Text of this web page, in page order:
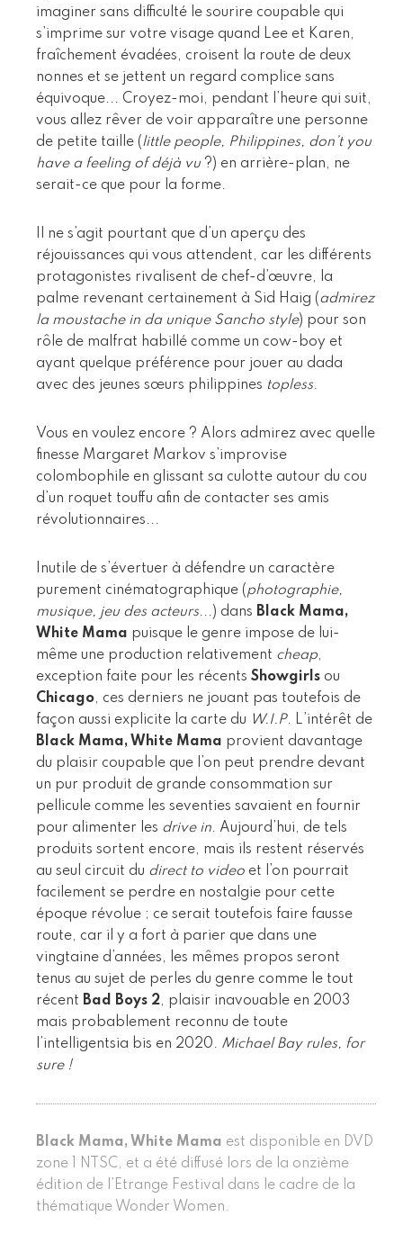
imaginer sans difficulté le sourire coupable qui
s’imprime sur votre visage quand Lee et Karen,
fraîchement évadées, croisent la route de deux
nonnes et se jettent un regard complice sans
équivoque... Croyez-moi, pendant l’heure qui suit,
vous allez rêver de voir apparaître une personne
de petite taille (little people, Philippines, don’t you
have a feeling of déjà vu ?) en arrière-plan, ne
serait-ce que pour la forme.
Il ne s’agit pourtant que d’un aperçu des
réjouissances qui vous attendent, car les différents
protagonistes rivalisent de chef-d’œuvre, la
palme revenant certainement à Sid Haig (admirez
la moustache in da unique Sancho style) pour son
rôle de malfrat habillé comme un cow-boy et
ayant quelque préférence pour jouer au dada
avec des jeunes sœurs philippines topless.
Vous en voulez encore ? Alors admirez avec quelle
finesse Margaret Markov s’improvise
colombophile en glissant sa culotte autour du cou
d’un roquet touffu afin de contacter ses amis
révolutionnaires...
Inutile de s’évertuer à défendre un caractère
purement cinématographique (photographie,
musique, jeu des acteurs...) dans Black Mama,
White Mama puisque le genre impose de lui-
même une production relativement cheap,
exception faite pour les récents Showgirls ou
Chicago, ces derniers ne jouant pas toutefois de
façon aussi explicite la carte du W.I.P. L’intérêt de
Black Mama, White Mama provient davantage
du plaisir coupable que l’on peut prendre devant
un pur produit de grande consommation sur
pellicule comme les seventies savaient en fournir
pour alimenter les drive in. Aujourd’hui, de tels
produits sortent encore, mais ils restent réservés
au seul circuit du direct to video et l’on pourrait
facilement se perdre en nostalgie pour cette
époque révolue ; ce serait toutefois faire fausse
route, car il y a fort à parier que dans une
vingtaine d’années, les mêmes propos seront
tenus au sujet de perles du genre comme le tout
récent Bad Boys 2, plaisir inavouable en 2003
mais probablement reconnu de toute
l’intelligentsia bis en 2020. Michael Bay rules, for
sure !
Black Mama, White Mama est disponible en DVD
zone 1 NTSC, et a été diffusé lors de la onzième
édition de l’Etrange Festival dans le cadre de la
thématique Wonder Women.